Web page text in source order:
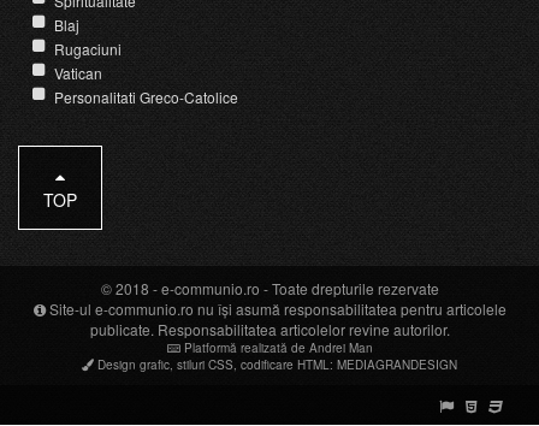
Blaj
Rugaciuni
Vatican
Personalitati Greco-Catolice
TOP
© 2018 -e-communio.ro - Toate drepturile rezervate
Site-ul e-communio.ro nu își asumă responsabilitatea pentru articolele
publicate. Responsabilitatea articolelor revine autorilor.
Platformă realizată de Andrei Man
Design grafic stiluri CSS codificare HTML : MEDIAGRANDESIGN